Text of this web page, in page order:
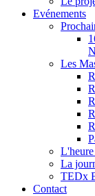
Evénements
Les
La
TEDx
Contact